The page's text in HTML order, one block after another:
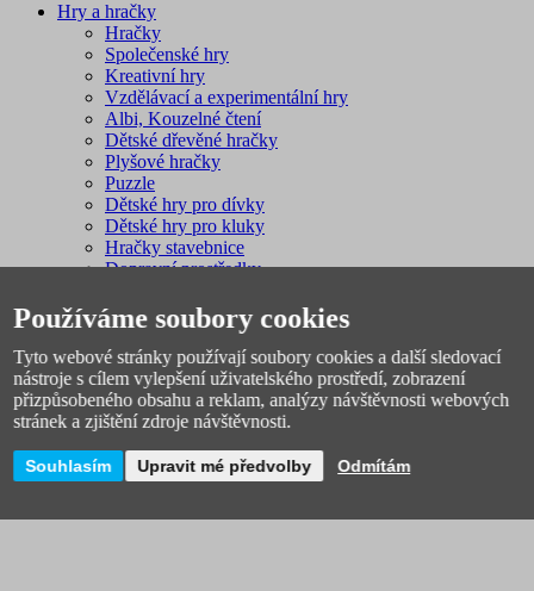
Hry a hračky
Hračky
Společenské hry
Kreativní hry
Vzdělávací a experimentální hry
Albi, Kouzelné čtení
Dětské dřevěné hračky
Plyšové hračky
Puzzle
Dětské hry pro dívky
Dětské hry pro kluky
Hračky stavebnice
Dopravní prostředky
Hudební nástroje
Dětské domečky, stany
Párty, karneval
Šperky, ozdoby a líčení
Deštníky a pláštěnky
Používáme soubory cookies
Tyto webové stránky používají soubory cookies a další sledovací
nástroje s cílem vylepšení uživatelského prostředí, zobrazení
přizpůsobeného obsahu a reklam, analýzy návštěvnosti webových
stránek a zjištění zdroje návštěvnosti.
Souhlasím Upravit mé předvolby Odmítám